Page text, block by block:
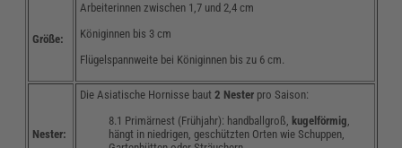
Größe:
Arbeiterinnen zwischen 1,7 und 2,4 cm
Königinnen bis 3 cm
Flügelspannweite bei Königinnen bis zu 6 cm.
Nester:
Die Asiatische Hornisse baut2 Nester pro Saison:
Primärnest (Frühjahr): handballgroß, kugelförmig,
hängt in niedrigen, geschützten Orten wie Schuppen,